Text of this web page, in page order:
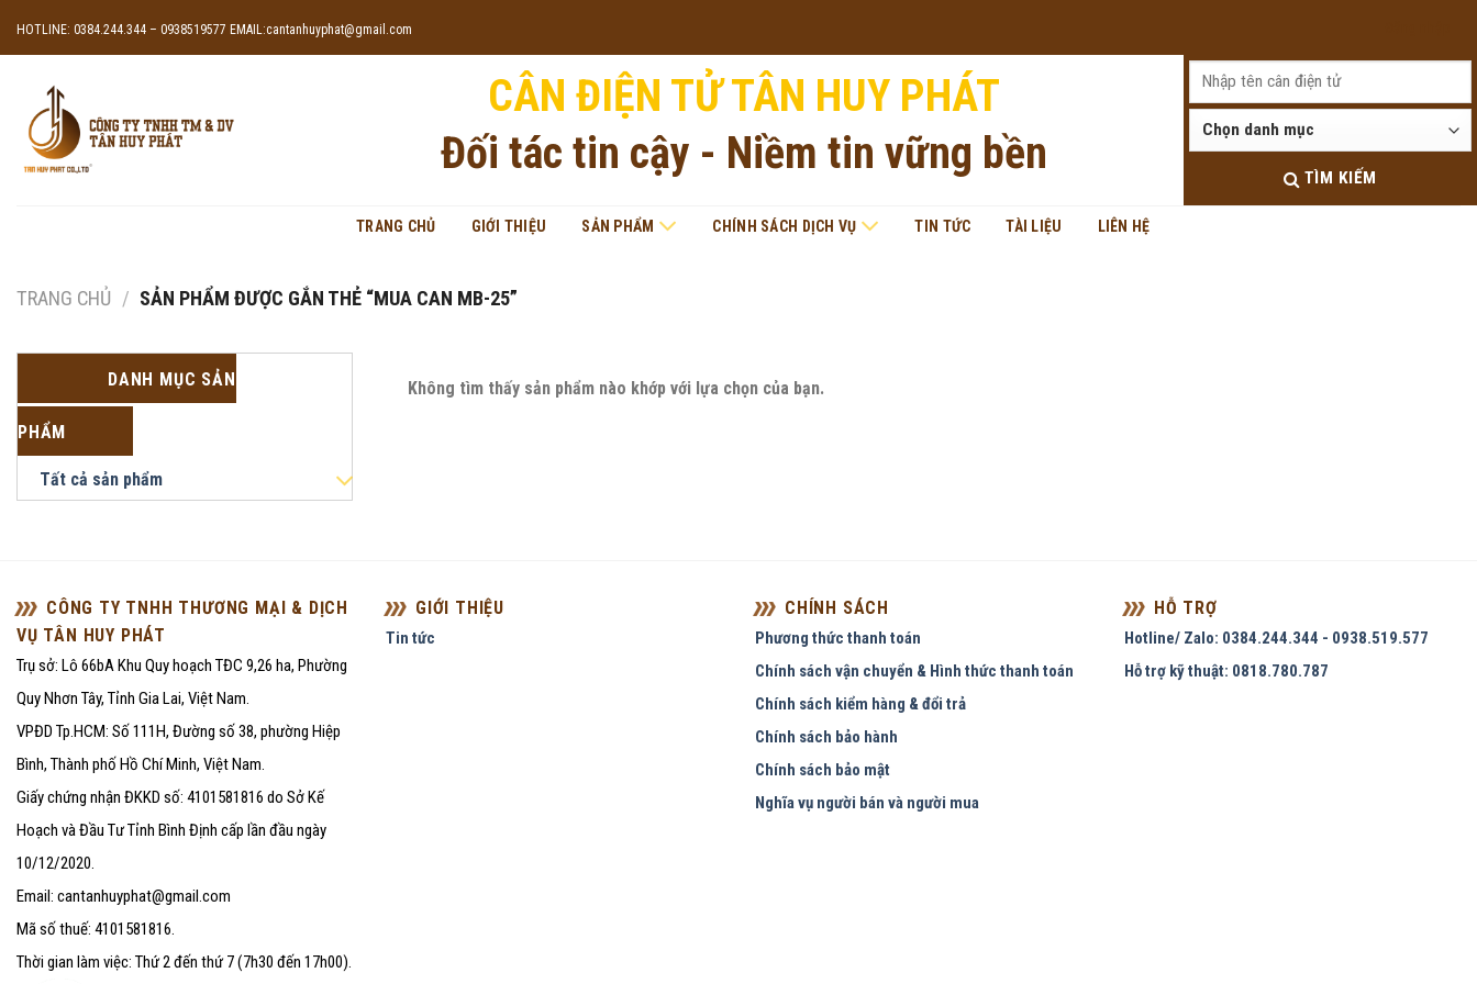
HOTLINE: 0384.244.344 – 0938519577 EMAIL:cantanhuyphat@gmail.com
CÂN ĐIỆN TỬ TÂN HUY PHÁT
Đối tác tin cậy - Niềm tin vững bền
TÌM KIẾM
TRANG CHỦ GIỚI THIỆU SẢN PHẨM CHÍNH SÁCH DỊCH VỤ TIN TỨC TÀI LIỆU LIÊN HỆ
TRANG CHỦ / SẢN PHẨM ĐƯỢC GẮN THẺ “MUA CAN MB-25”
DANH MỤC SẢN
PHẨM
Tất cả sản phẩm
Không tìm thấy sản phẩm nào khớp với lựa chọn của bạn.
CÔNG TY TNHH THƯƠNG MẠI & DỊCH
VỤ TÂN HUY PHÁT
Trụ sở: Lô 66bA Khu Quy hoạch TĐC 9,26 ha, Phường
Quy Nhơn Tây, Tỉnh Gia Lai, Việt Nam.
VPĐD Tp.HCM: Số 111H, Đường số 38, phường Hiệp
Bình, Thành phố Hồ Chí Minh, Việt Nam.
Giấy chứng nhận ĐKKD số: 4101581816 do Sở Kế
Hoạch và Đầu Tư Tỉnh Bình Định cấp lần đầu ngày
10/12/2020.
Email: cantanhuyphat@gmail.com
Mã số thuế: 4101581816.
Thời gian làm việc: Thứ 2 đến thứ 7 (7h30 đến 17h00).
GIỚI THIỆU
Tin tức
CHÍNH SÁCH
Phương thức thanh toán
Chính sách vận chuyển & Hình thức thanh toán
Chính sách kiểm hàng & đổi trả
Chính sách bảo hành
Chính sách bảo mật
Nghĩa vụ người bán và người mua
HỖ TRỢ
Hotline/ Zalo: 0384.244.344 - 0938.519.577
Hỗ trợ kỹ thuật: 0818.780.787